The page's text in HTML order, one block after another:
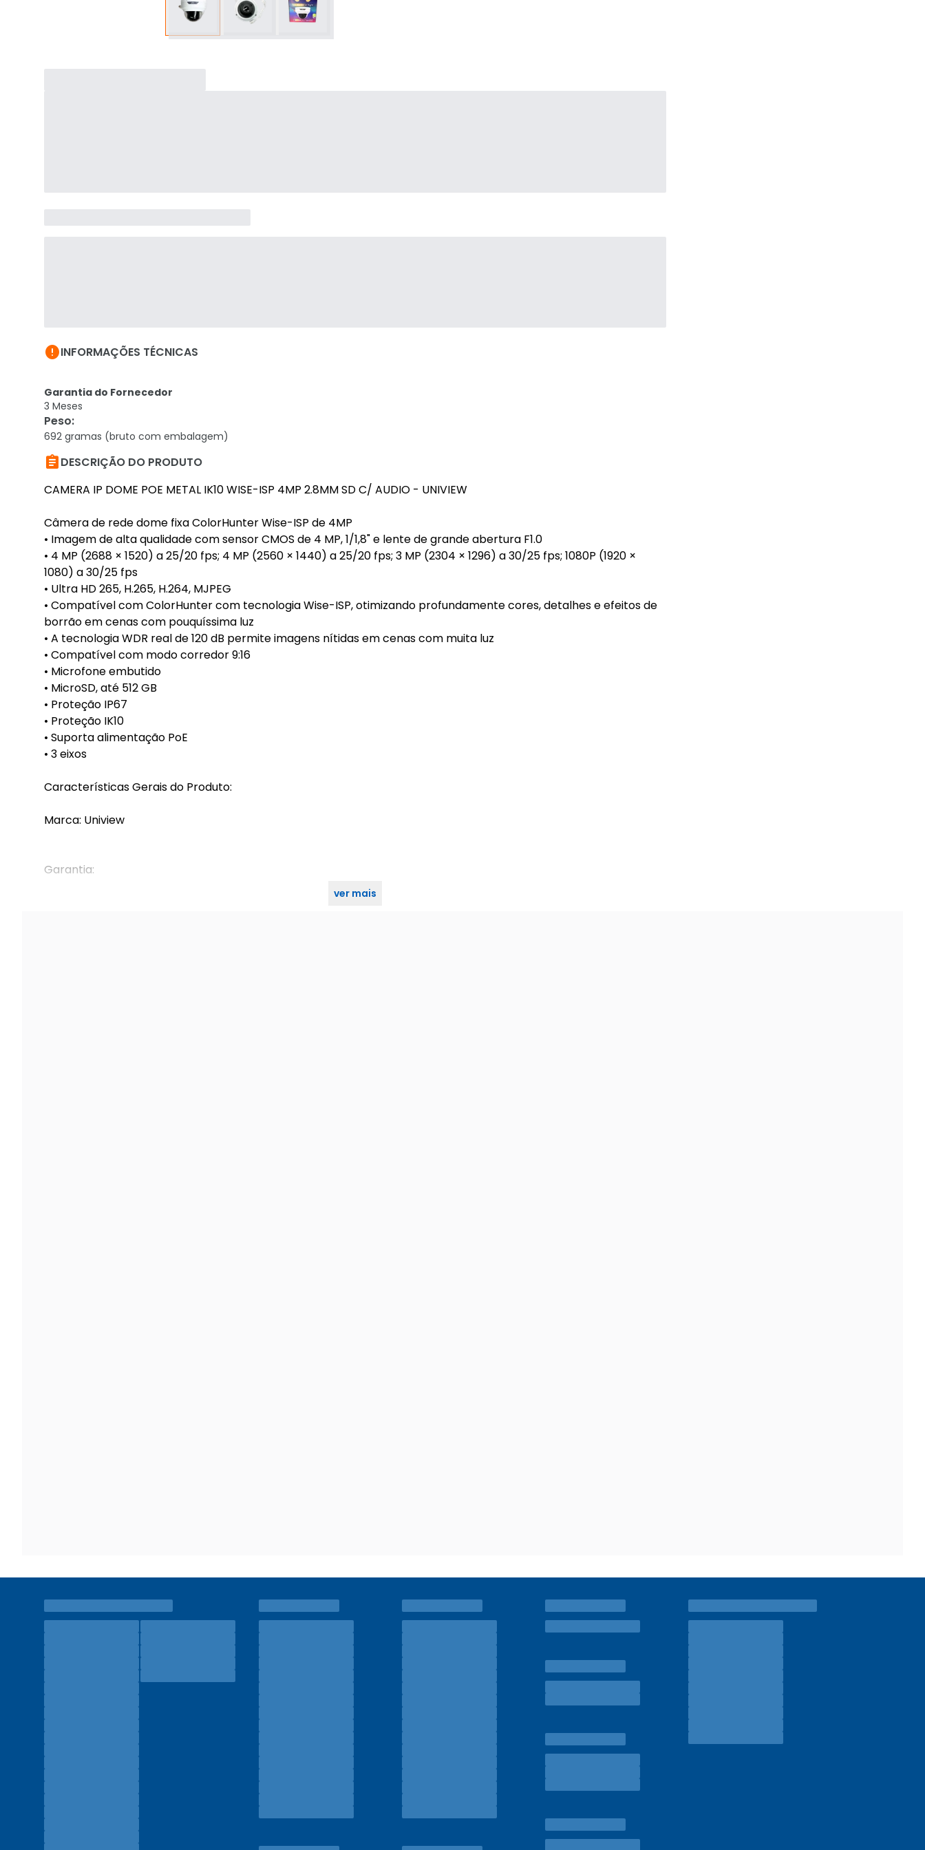
INFORMAÇÕES TÉCNICAS
Garantia do Fornecedor
3 Meses
Peso:
692 gramas (bruto com embalagem)
DESCRIÇÃO DO PRODUTO
CAMERA IP DOME POE METAL IK10 WISE-ISP 4MP 2.8MM SD C/ AUDIO - UNIVIEW
Câmera de rede dome fixa ColorHunter Wise-ISP de 4MP
• Imagem de alta qualidade com sensor CMOS de 4 MP, 1/1,8" e lente de grande abertura F1.0
• 4 MP (2688 × 1520) a 25/20 fps; 4 MP (2560 × 1440) a 25/20 fps; 3 MP (2304 × 1296) a 30/25 fps; 1080P (1920 ×
1080) a 30/25 fps
• Ultra HD 265, H.265, H.264, MJPEG
• Compatível com ColorHunter com tecnologia Wise-ISP, otimizando profundamente cores, detalhes e efeitos de
borrão em cenas com pouquíssima luz
• A tecnologia WDR real de 120 dB permite imagens nítidas em cenas com muita luz
• Compatível com modo corredor 9:16
• Microfone embutido
• MicroSD, até 512 GB
• Proteção IP67
• Proteção IK10
• Suporta alimentação PoE
• 3 eixos
Características Gerais do Produto:
Marca: Uniview
Garantia:
ver mais